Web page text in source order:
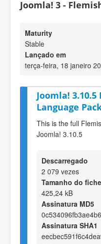
Joomla! 3 -
Maturity
Stable
Lançado em
terça-feira, 18 janeiro
Joomla!
Language
This is the full
Joomla! 3.10.5
Descarregado
2 079 vezes
Tamanho do
425,24 kB
Assinatura MD5
Assinatura SHA1